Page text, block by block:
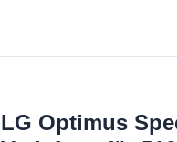
LG Optimus